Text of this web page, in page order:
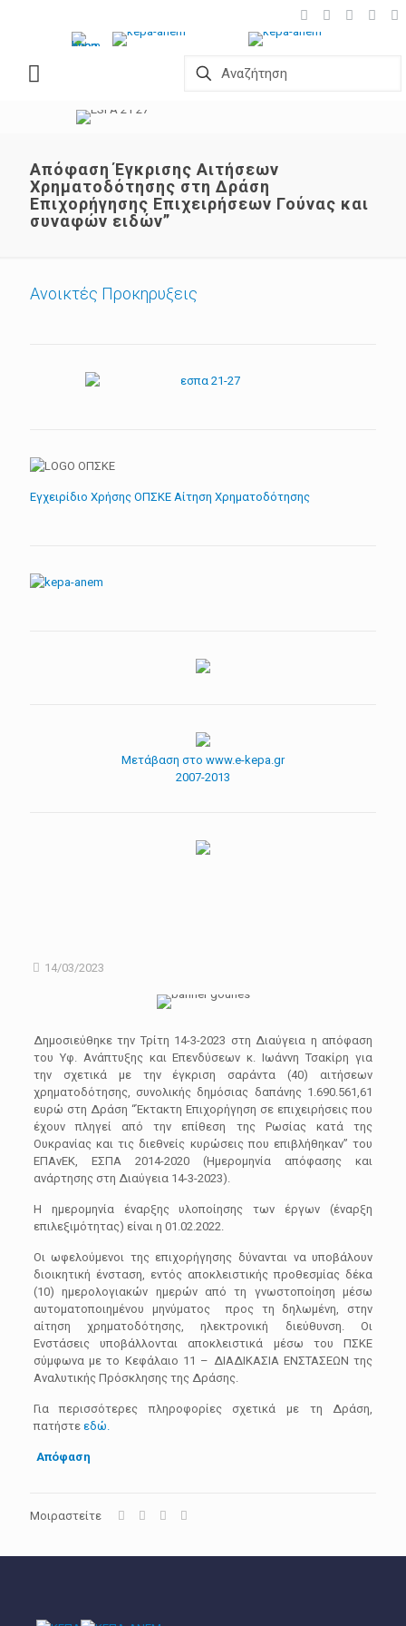
Aπόφαση Έγκρισης Αιτήσεων
Χρηματοδότησης στη Δράση
Επιχορήγησης Επιχειρήσεων Γούνας και
συναφών ειδών”
14/03/2023
Δημοσιεύθηκε την Τρίτη 14-3-2023 στη Διαύγεια η απόφαση
του Υφ. Ανάπτυξης και Επενδύσεων κ. Ιωάννη Τσακίρη για
την σχετικά με την έγκριση σαράντα (40) αιτήσεων
χρηματοδότησης, συνολικής δημόσιας δαπάνης 1.690.561,61
ευρώ στη Δράση “Έκτακτη Επιχορήγηση σε επιχειρήσεις που
έχουν πληγεί από την επίθεση της Ρωσίας κατά της
Ουκρανίας και τις διεθνείς κυρώσεις που επιβλήθηκαν” του
ΕΠΑνΕΚ, ΕΣΠΑ 2014-2020 (Ημερομηνία απόφασης και
ανάρτησης στη Διαύγεια 14-3-2023).
Η ημερομηνία έναρξης υλοποίησης των έργων (έναρξη
επιλεξιμότητας) είναι η 01.02.2022.
Οι ωφελούμενοι της επιχορήγησης δύνανται να υποβάλουν
διοικητική ένσταση, εντός αποκλειστικής προθεσμίας δέκα
(10) ημερολογιακών ημερών από τη γνωστοποίηση μέσω
αυτοματοποιημένου μηνύματος προς τη δηλωμένη, στην
αίτηση χρηματοδότησης, ηλεκτρονική διεύθυνση. Οι
Ενστάσεις υποβάλλονται αποκλειστικά μέσω του ΠΣΚΕ
σύμφωνα με το Κεφάλαιο 11 – ΔΙΑΔΙΚΑΣΙΑ ΕΝΣΤΑΣΕΩΝ της
Αναλυτικής Πρόσκλησης της Δράσης.
Για περισσότερες πληροφορίες σχετικά με τη Δράση,
πατήστε εδώ.
Απόφαση
Μοιραστείτε
Ανοικτές Προκηρυξεις
Εγχειρίδιο Χρήσης ΟΠΣΚΕ Αίτηση Χρηματοδότησης
Μετάβαση στο www.e-kepa.gr
2007-2013